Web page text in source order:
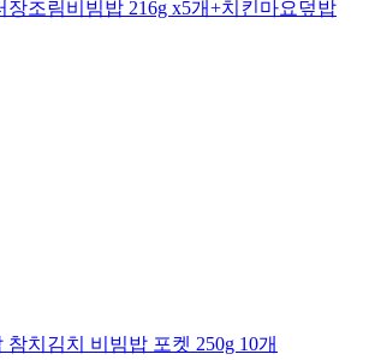
장조림비빔밥 216g x5개+치킨마요덮밥
치김치 비빔밥 포켓 250g 10개